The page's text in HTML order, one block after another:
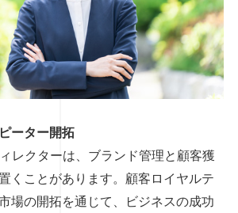
ーター開拓
レクターは、ブランド管理と顧客獲
くことがあります。顧客ロイヤルテ
場の開拓を通じて、ビジネスの成功